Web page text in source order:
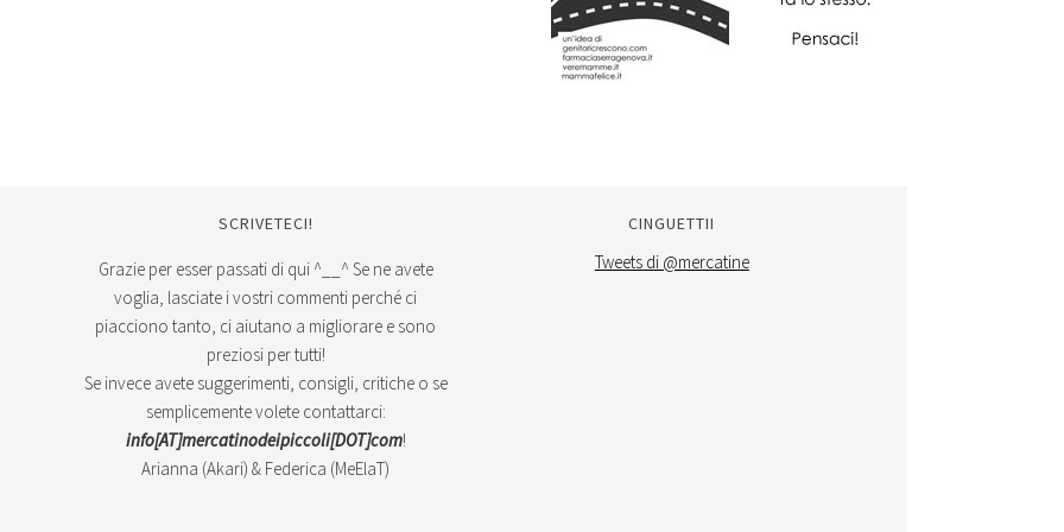
SCRIVETECI!
Grazie per esser passati di qui ^__^ Se ne avete
voglia, lasciate i vostri commenti perché ci
piacciono tanto, ci aiutano a migliorare e sono
preziosi per tutti!
Se invece avete suggerimenti, consigli, critiche o se
semplicemente volete contattarci:
info[AT]mercatinodeipiccoli[DOT]com!
Arianna (Akari) & Federica (MeElaT)
CINGUETTII
Tweets di @mercatine